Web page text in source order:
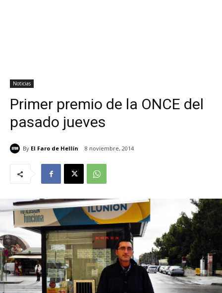
Noticias
Primer premio de la ONCE del
pasado jueves
By El Faro de Hellín 8 noviembre, 2014